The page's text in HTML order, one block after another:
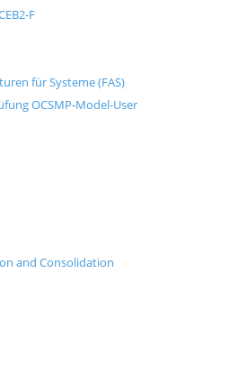
F
für Systeme (FAS)
OCSMP-Model-User
and Consolidation